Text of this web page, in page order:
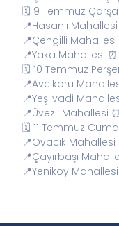
🗓️ 9 Temmuz
📍Hasanlı Mahallesi
📍Çengilli Mahallesi
📍Yaka Mahallesi ⏰
🗓️ 10 Temmuz
📍Avcıkoru
📍Yeşilvadi
📍Üvezli Mahallesi
🗓️ 11 Temmuz Cuma
📍Ovacık Mahallesi
📍Çayırbaşı
📍Yeniköy